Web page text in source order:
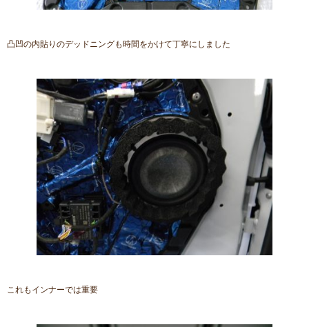
凸凹の内貼りのデッドニングも時間をかけて丁寧にしました
これもインナーでは重要